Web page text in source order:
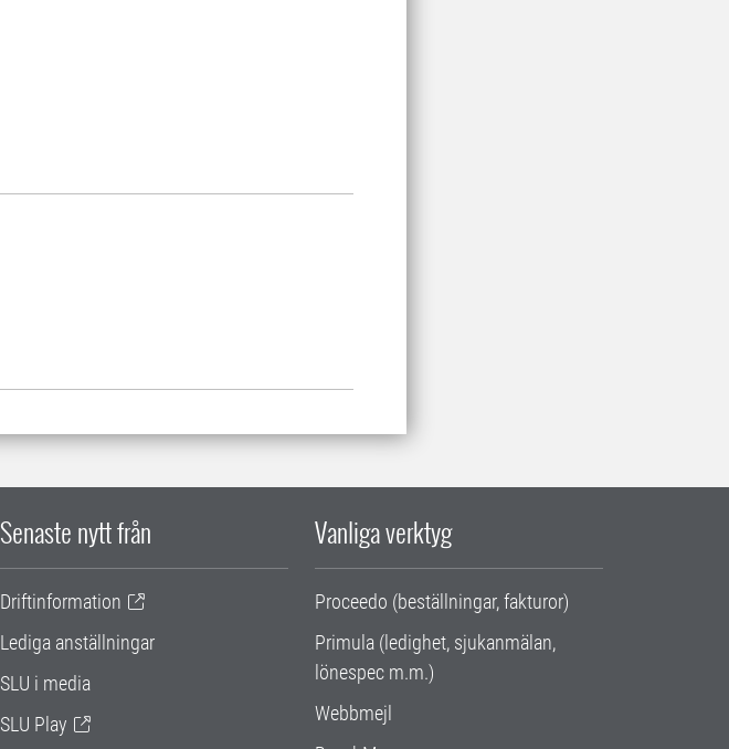
Senaste nytt från
Driftinformation
Lediga anställningar
SLU i media
SLU Play
Vanliga verktyg
Proceedo (beställningar, fakturor)
Primula (ledighet, sjukanmälan,
lönespec m.m.)
Webbmejl